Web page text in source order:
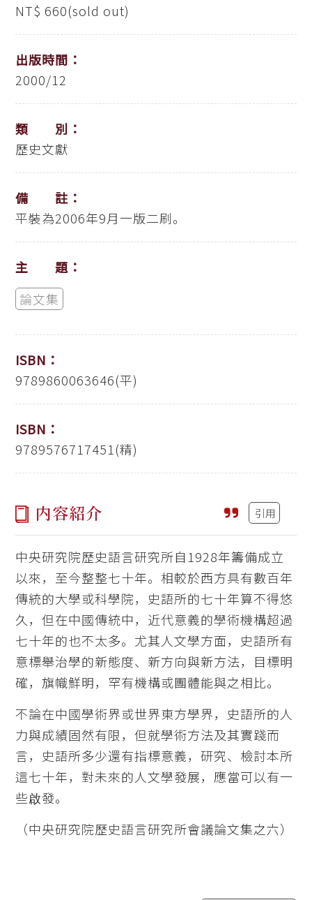
NT$ 660(sold out)
出版時間：
2000/12
類 別：
歷史文獻
備 註：
平裝為2006年9月一版二刷。
主 題：
論文集
ISBN：
9789860063646(平)
ISBN：
9789576717451(精)
内容紹介 引用
中央研究院歷史語言研究所自1928年籌備成立
以來，至今整整七十年。相較於西方具有數百年
傳統的大學或科學院，史語所的七十年算不得悠
久，但在中國傳統中，近代意義的學術機構超過
七十年的也不太多。尤其人文學方面，史語所有
意標舉治學的新態度、新方向與新方法，目標明
確，旗幟鮮明，罕有機構或團體能與之相比。
不論在中國學術界或世界東方學界，史語所的人
力與成績固然有限，但就學術方法及其實踐而
言，史語所多少還有指標意義，研究、檢討本所
這七十年，對未來的人文學發展，應當可以有一
些啟發。
（中央研究院歷史語言研究所會議論文集之六）